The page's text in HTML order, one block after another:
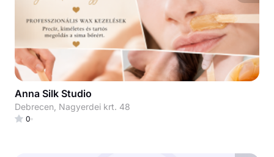
Anna Silk Studio
Debrecen, Nagyerdei krt. 48
0